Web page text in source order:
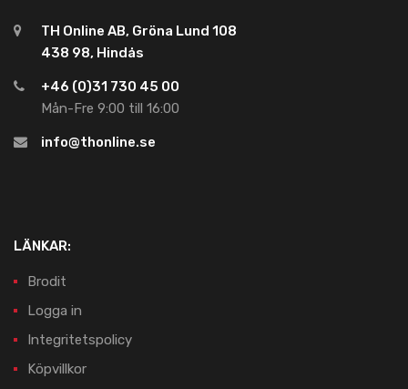
TH Online AB, Gröna Lund 108
438 98, Hindås
+46 (0)31 730 45 00
Mån-Fre 9:00 till 16:00
info@thonline.se
LÄNKAR:
Brodit
Logga in
Integritetspolicy
Köpvillkor